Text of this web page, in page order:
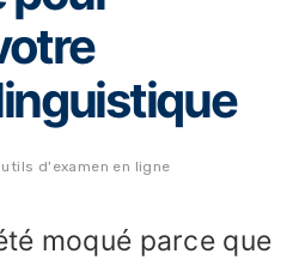
d'examen en ligne
moqué parce que